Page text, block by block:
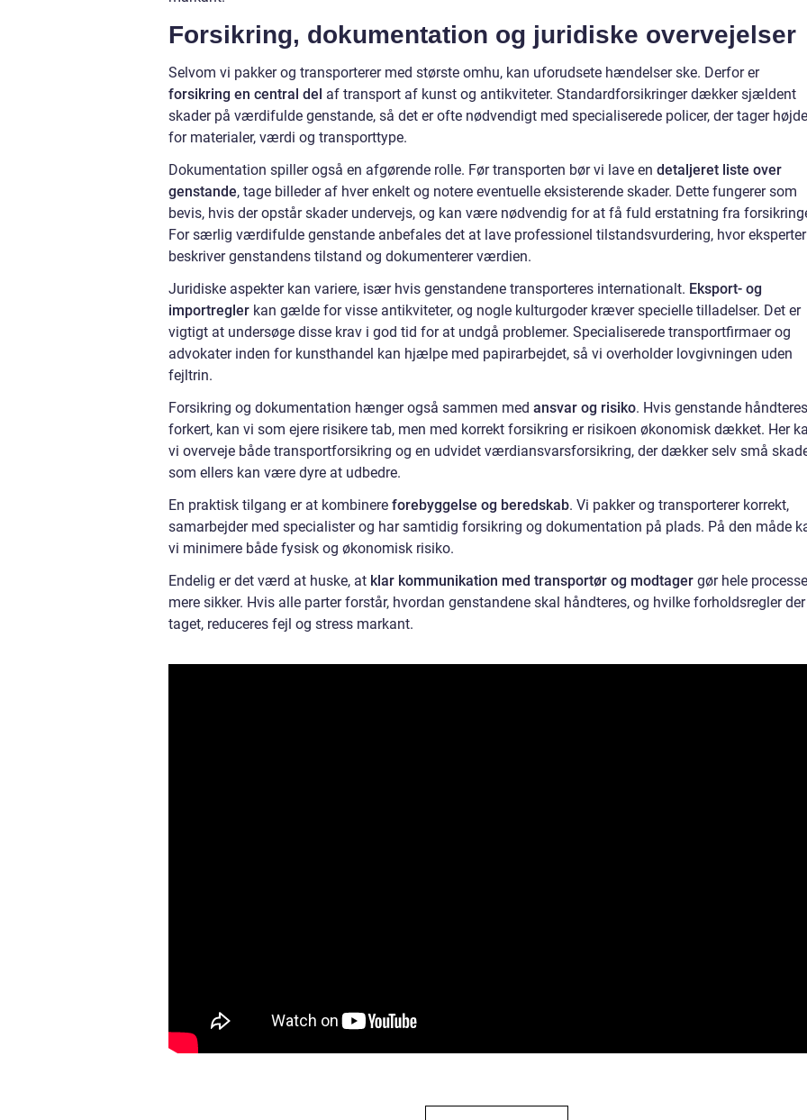
Forsikring, dokumentation og juridiske overvejelser
Selvom vi pakker og transporterer med største omhu, kan uforudsete hændelser ske. Derfor er
forsikring en central del af transport af kunst og antikviteter. Standardforsikringer dækker sjældent
skader på værdifulde genstande, så det er ofte nødvendigt med specialiserede policer, der tager højde
for materialer, værdi og transporttype.
Dokumentation spiller også en afgørende rolle. Før transporten bør vi lave en detaljeret liste over
genstande, tage billeder af hver enkelt og notere eventuelle eksisterende skader. Dette fungerer som
bevis, hvis der opstår skader undervejs, og kan være nødvendig for at få fuld erstatning fra
For særlig værdifulde genstande anbefales det at lave professionel tilstandsvurdering, hvor eksperter
beskriver genstandens tilstand og dokumenterer værdien.
Juridiske aspekter kan variere, især hvis genstandene transporteres internationalt. Eksport- og
importregler kan gælde for visse antikviteter, og nogle kulturgoder kræver specielle tilladelser. Det er
vigtigt at undersøge disse krav i god tid for at undgå problemer. Specialiserede transportfirmaer og
advokater inden for kunsthandel kan hjælpe med papirarbejdet, så vi overholder lovgivningen uden
fejltrin.
Forsikring og dokumentation hænger også sammen med ansvar og risiko. Hvis genstande håndteres
forkert, kan vi som ejere risikere tab, men med korrekt forsikring er risikoen økonomisk dækket. Her
vi overveje både transportforsikring og en udvidet værdiansvarsforsikring, der dækker selv små
som ellers kan være dyre at udbedre.
En praktisk tilgang er at kombinere forebyggelse og beredskab. Vi pakker og transporterer korrekt,
samarbejder med specialister og har samtidig forsikring og dokumentation på plads. På den måde
vi minimere både fysisk og økonomisk risiko.
Endelig er det værd at huske, at klar kommunikation med transportør og modtager gør hele
mere sikker. Hvis alle parter forstår, hvordan genstandene skal håndteres, og hvilke forholdsregler
taget, reduceres fejl og stress markant.